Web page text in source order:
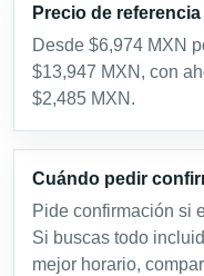
Precio de referencia
Desde $6,974 MXN
$13,947 MXN, con
$2,485 MXN.
Cuándo pedir
Pide confirmación si
Si buscas todo
mejor horario,